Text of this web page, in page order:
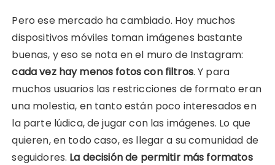
Pero ese mercado ha cambiado. Hoy muchos
dispositivos móviles toman imágenes bastante
buenas, y eso se nota en el muro de Instagram:
cada vez hay menos fotos con filtros. Y para
muchos usuarios las restricciones de formato eran
una molestia, en tanto están poco interesados en
la parte lúdica, de jugar con las imágenes. Lo que
quieren, en todo caso, es llegar a su comunidad de
seguidores. La decisión de permitir más formatos